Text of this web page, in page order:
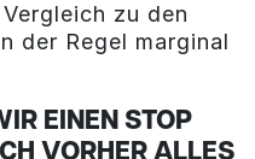
zu den
der Regel marginal
EINEN STOP